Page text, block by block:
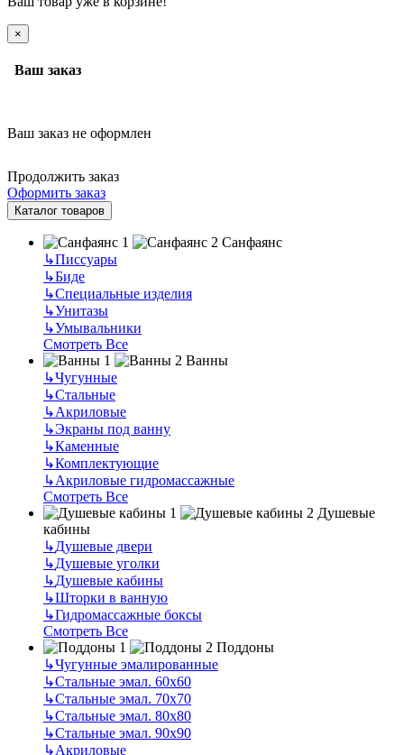
×
Ваш заказ
Ваш заказ не оформлен
Продолжить заказ
Оформить заказ
Каталог товаров
Санфаянс
↳Писсуары
↳Биде
↳Специальные изделия
↳Унитазы
↳Умывальники
Смотреть Все
Ванны
↳Чугунные
↳Стальные
↳Акриловые
↳Экраны под ванну
↳Каменные
↳Комплектующие
↳Акриловые гидромассажные
Смотреть Все
Душевые
кабины
↳Душевые двери
↳Душевые уголки
↳Душевые кабины
↳Шторки в ванную
↳Гидромассажные боксы
Смотреть Все
Поддоны
↳Чугунные эмалированные
↳Стальные эмал. 60х60
↳Стальные эмал. 70х70
↳Стальные эмал. 80х80
↳Стальные эмал. 90х90
↳Акриловые